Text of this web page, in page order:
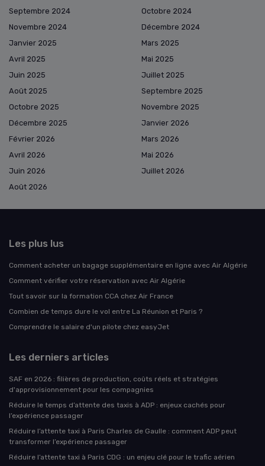
Septembre 2024
Octobre 2024
Novembre 2024
Décembre 2024
Janvier 2025
Mars 2025
Avril 2025
Mai 2025
Juin 2025
Juillet 2025
Août 2025
Septembre 2025
Octobre 2025
Novembre 2025
Décembre 2025
Janvier 2026
Février 2026
Mars 2026
Avril 2026
Mai 2026
Juin 2026
Juillet 2026
Août 2026
Les plus lus
Comment acheter un bagage supplémentaire en ligne avec Air Algérie
Comment vérifier votre réservation avec Air Algérie
Tout savoir sur la formation CCA chez Air France
Combien de temps dure le vol entre La Réunion et Paris ?
Comprendre le salaire d'un pilote chez easyJet
Les derniers articles
SAF en 2026 : filières de production, coûts réels et stratégies
d'approvisionnement pour les compagnies
Réduire le temps d’attente des taxis à ADP : enjeux cachés pour
l’expérience passager
Réduire l’attente taxi à Paris Charles de Gaulle : comment ADP peut
transformer l’expérience passager
Réduire l’attente taxi à Paris CDG : un enjeu clé pour le trafic aérien